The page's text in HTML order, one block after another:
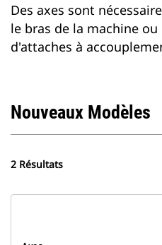
Des axes sont
le bras de la machine
d'attaches à
Nouveaux Modèles
2 Résultats